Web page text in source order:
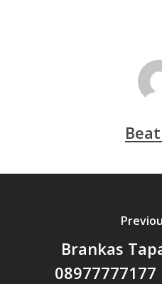
Brankas
08977777177